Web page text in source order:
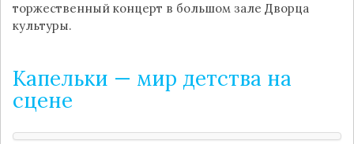
торжественный концерт в большом зале Дворца
культуры.
Капельки — мир детства на
сцене